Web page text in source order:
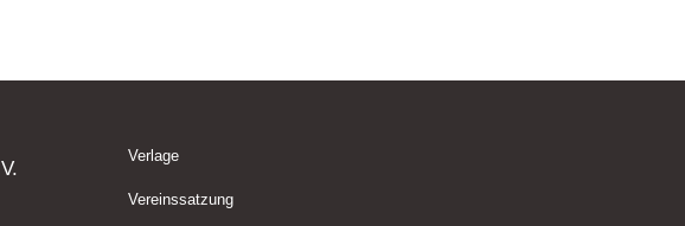
Verlage
Vereinssatzung